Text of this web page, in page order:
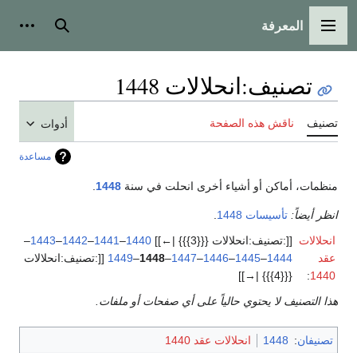
القائمة الرئيسية
المعرفة بحث
تصنيف:انحلالات 1448
تصنيف ناقش هذه الصفحة أدوات
مساعدة
منظمات، أماكن أو أشياء أخرى انحلت في سنة 1448
انظر أيضاً: تأسيسات 1448
انحلالات
عقد
1440
:
[[:تصنيف:انحلالات {{{3}}} |←]] 1440
–
1441
–
1442
–
1443
–
1444
–
1445
–
1446
–
1447
–
1448
–
1449 [[:تصنيف:انحلالات
{{{4}}} |→]]
هذا التصنيف لا يحتوي حالياً على أي صفحات أو ملفات.
تصنيفان:
1448 انحلالات عقد 1440